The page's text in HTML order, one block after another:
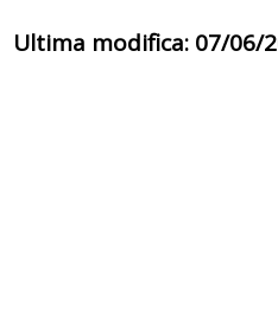
Ultima modifica: 07/06/